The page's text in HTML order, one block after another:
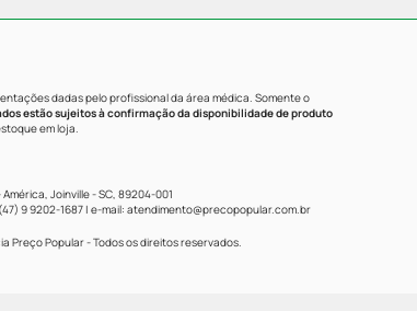
dadas pelo profissional da área médica. Somente o
estão sujeitos à confirmação da disponibilidade de produto
em loja.
América, Joinville - SC, 89204-001
9 9202-1687 | e-mail: atendimento@precopopular.com.br
Preço Popular - Todos os direitos reservados.